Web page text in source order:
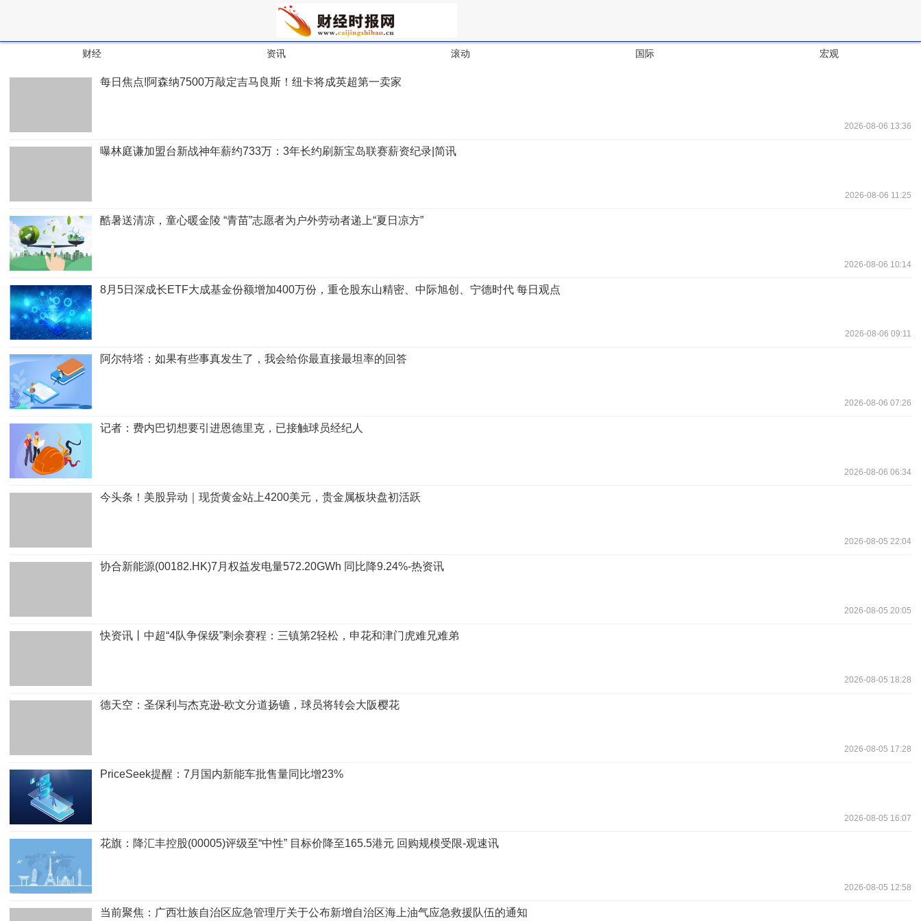
财经 资讯 滚动 国际 宏观
每日焦点!阿森纳7500万敲定吉马良斯！纽卡将成英超第一卖家
2026-08-06 13:36
曝林庭谦加盟台新战神年薪约733万：3年长约刷新宝岛联赛薪资纪录|简讯
2026-08-06 11:25
酷暑送清凉，童心暖金陵 “青苗”志愿者为户外劳动者递上“夏日凉方”
2026-08-06 10:14
8月5日深成长ETF大成基金份额增加400万份，重仓股东山精密、中际旭创、宁德时代 每日观点
2026-08-06 09:11
阿尔特塔：如果有些事真发生了，我会给你最直接最坦率的回答
2026-08-06 07:26
记者：费内巴切想要引进恩德里克，已接触球员经纪人
2026-08-06 06:34
今头条！美股异动｜现货黄金站上4200美元，贵金属板块盘初活跃
2026-08-05 22:04
协合新能源(00182.HK)7月权益发电量572.20GWh 同比降9.24%-热资讯
2026-08-05 20:05
快资讯丨中超“4队争保级”剩余赛程：三镇第2轻松，申花和津门虎难兄难弟
2026-08-05 18:28
德天空：圣保利与杰克逊-欧文分道扬镳，球员将转会大阪樱花
2026-08-05 17:28
PriceSeek提醒：7月国内新能车批售量同比增23%
2026-08-05 16:07
花旗：降汇丰控股(00005)评级至“中性” 目标价降至165.5港元 回购规模受限-观速讯
2026-08-05 12:58
当前聚焦：广西壮族自治区应急管理厅关于公布新增自治区海上油气应急救援队伍的通知